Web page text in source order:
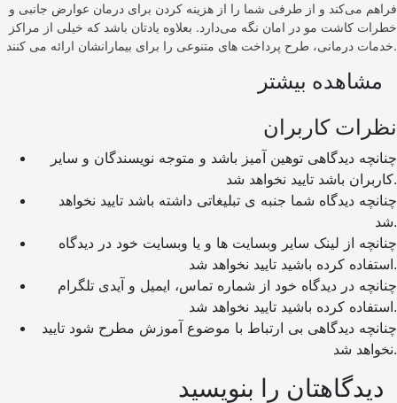
فراهم می‌کند و از طرفی شما را از هزینه کردن برای درمان عوارض جانبی و
خطرات کاشت مو در امان نگه می‌دارد. بعلاوه یادتان باشد که خیلی از مراکز
خدمات درمانی، طرح پرداخت های متنوعی را برای بیمارانشان ارائه می کنند.
مشاهده بیشتر
نظرات کاربران
کاربران باشد تایید نخواهد شد.
شد.
استفاده کرده باشید تایید نخواهد شد.
استفاده کرده باشید تایید نخواهد شد.
چنانچه دیدگاهی بی ارتباط با موضوع آموزش مطرح شود تایید
نخواهد شد.
دیدگاهتان را بنویسید